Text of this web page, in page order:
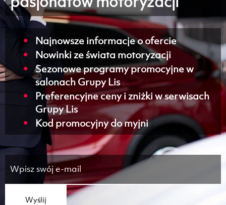
Najnowsze informacje o ofercie
Nowinki ze świata motoryzacji
Sezonowe programy promocyjne w
salonach Grupy Lis
Preferencyjne ceny i zniżki w serwisach
Grupy Lis
Kod promocyjny do myjni
Wyślij